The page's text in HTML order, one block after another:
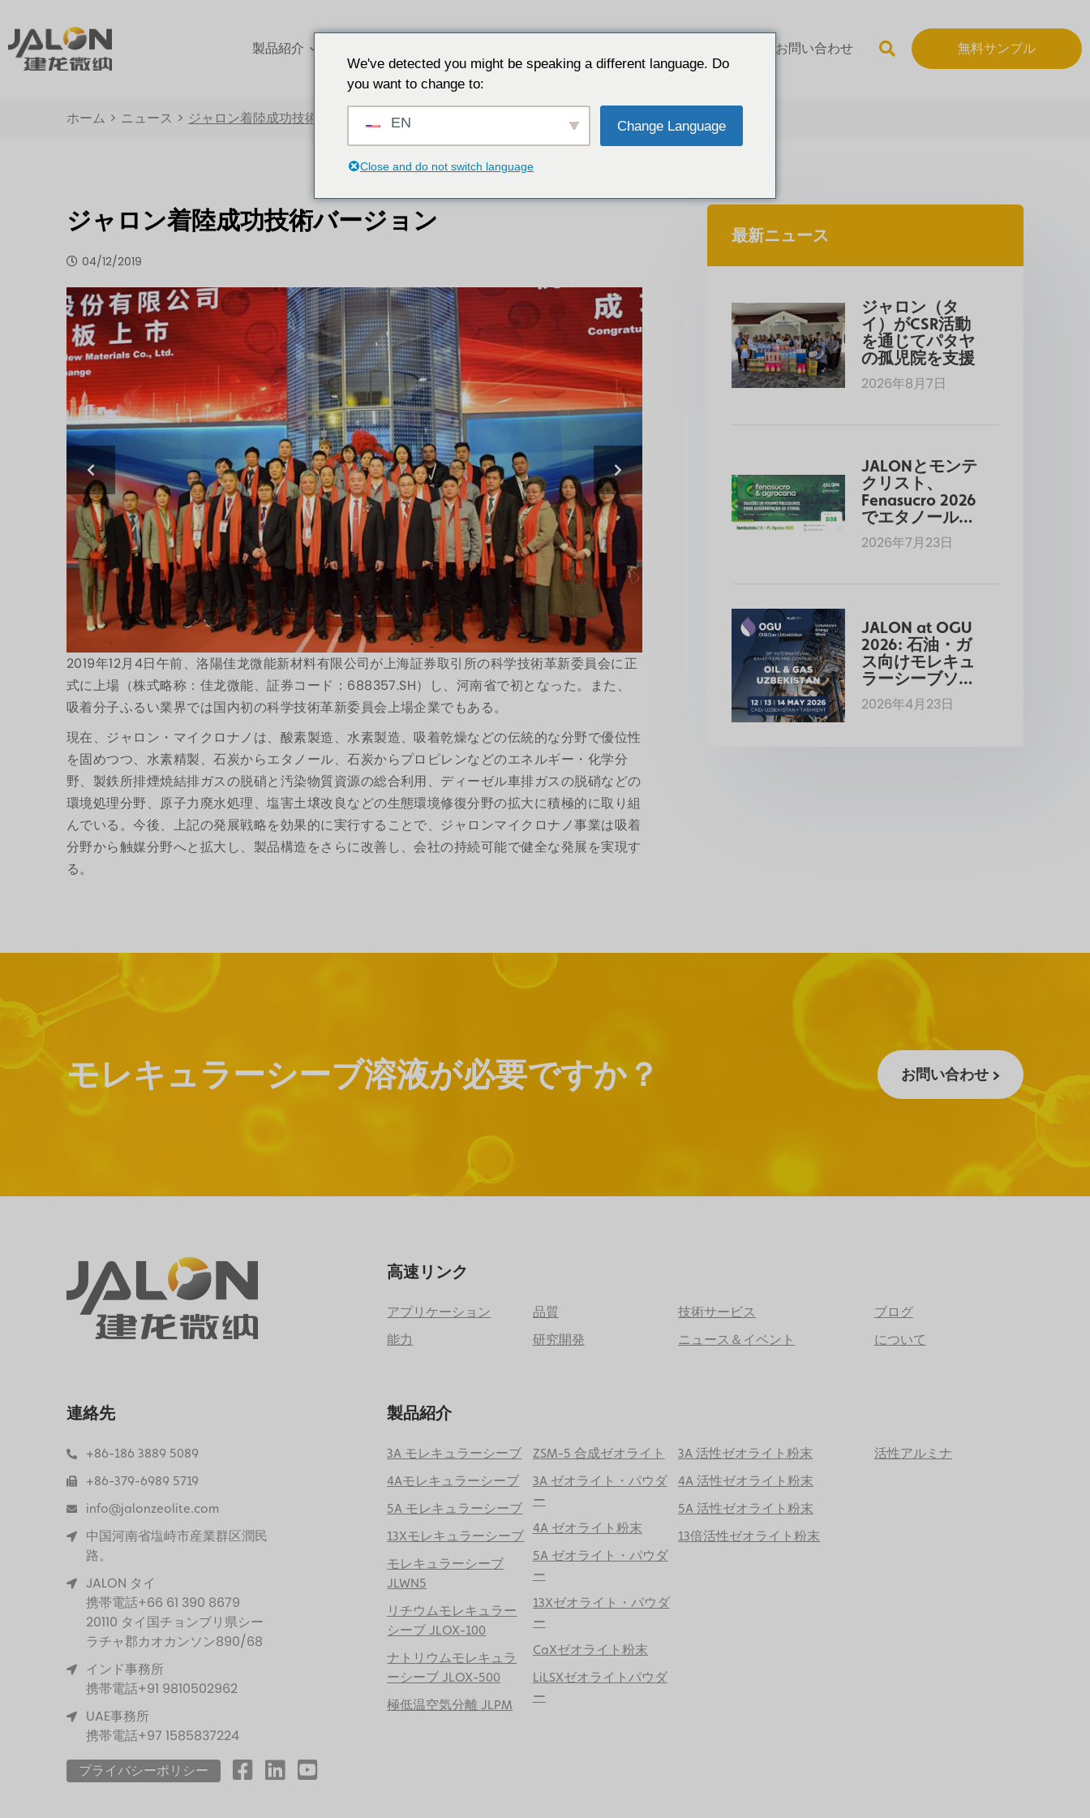
製品紹介 お問い合わせ 無料サンプル
ホーム > ニュース > ジャロン着陸成功技術バージョン
ジャロン着陸成功技術バージョン
04/12/2019
2019年12月4日午前、洛陽佳龙微能新材料有限公司が上海証券取引所の科学技術革新委員会に正
式に上場（株式略称：佳龙微能、証券コード：688357.SH）し、河南省で初となった。また、
吸着分子ふるい業界では国内初の科学技術革新委員会上場企業でもある。
現在、ジャロン・マイクロナノは、酸素製造、水素製造、吸着乾燥などの伝統的な分野で優位性
を固めつつ、水素精製、石炭からエタノール、石炭からプロピレンなどのエネルギー・化学分
野、製鉄所排煙焼結排ガスの脱硝と汚染物質資源の総合利用、ディーゼル車排ガスの脱硝などの
環境処理分野、原子力廃水処理、塩害土壌改良などの生態環境修復分野の拡大に積極的に取り組
んでいる。今後、上記の発展戦略を効果的に実行することで、ジャロンマイクロナノ事業は吸着
分野から触媒分野へと拡大し、製品構造をさらに改善し、会社の持続可能で健全な発展を実現す
る。
最新ニュース
ジャロン（タ
イ）がCSR活動
を通じてパタヤ
の孤児院を支援
2026年8月7日
JALONとモンテ
クリスト、
Fenasucro 2026
でエタノール脱
水用分子ふるい
を展示
2026年7月23日
JALON at OGU
2026: 石油・ガ
ス向けモレキュ
ラーシーブソリ
ューション
2026年4月23日
モレキュラーシーブ溶液が必要ですか？ お問い合わせ >
高速リンク
アプリケーション 品質 技術サービス
ブログ
能力
研究開発 ニュース＆イベント について
連絡先
+86-186 3889 5089
+86-379-6989 5719
info@jalonzeolite.com
中国河南省塩峙市産業群区潤民
路。
JALON タイ
携帯電話+66 61 390 8679
20110 タイ国チョンブリ県シー
ラチャ郡カオカンソン890/68
インド事務所
携帯電話+91 9810502962
UAE事務所
携帯電話+97 1585837224
プライバシーポリシー
製品紹介
3A モレキュラーシーブ
4Aモレキュラーシーブ
5A モレキュラーシーブ
13Xモレキュラーシーブ
モレキュラーシーブ
JLWN5
リチウムモレキュラー
シーブ JLOX-100
ナトリウムモレキュラ
ーシーブ JLOX-500
極低温空気分離 JLPM
ZSM-5 合成ゼオライト
3A ゼオライト・パウダ
ー
4A ゼオライト粉末
5A ゼオライト・パウダ
ー
13Xゼオライト・パウダ
ー
CaXゼオライト粉末
LiLSXゼオライトパウダ
ー
3A 活性ゼオライト粉末
4A 活性ゼオライト粉末
5A 活性ゼオライト粉末
13倍活性ゼオライト粉末
活性アルミナ
We've detected you might be speaking a different language. Do
you want to change to:
EN Change Language
Close and do not switch language